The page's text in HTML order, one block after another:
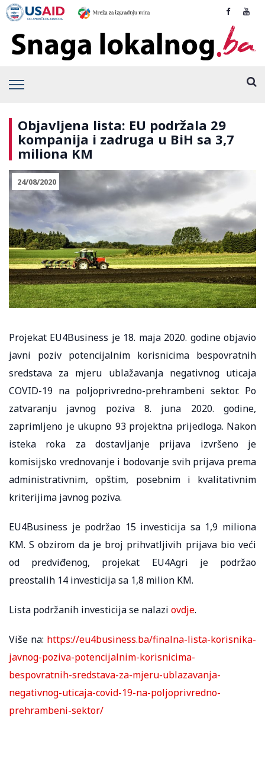
Objavljena lista: EU podržala 29
kompanija i zadruga u BiH sa 3,7
miliona KM
24/08/2020
Projekat EU4Business je 18. maja 2020. godine objavio
javni poziv potencijalnim korisnicima bespovratnih
sredstava za mjeru ublažavanja negativnog uticaja
COVID-19 na poljoprivredno-prehrambeni sektor. Po
zatvaranju javnog poziva 8. juna 2020. godine,
zaprimljeno je ukupno 93 projektna prijedloga. Nakon
isteka roka za dostavljanje prijava izvršeno je
komisijsko vrednovanje i bodovanje svih prijava prema
administrativnim, opštim, posebnim i kvalitativnim
kriterijima javnog poziva.
EU4Business je podržao 15 investicija sa 1,9 miliona
KM. S obzirom da je broj prihvatljivih prijava bio veći
od predviđenog, projekat EU4Agri je podržao
preostalih 14 investicija sa 1,8 milion KM.
Lista podržanih investicija se nalazi ovdje.
Više na: https://eu4business.ba/finalna-lista-korisnika-
javnog-poziva-potencijalnim-korisnicima-
bespovratnih-sredstava-za-mjeru-ublazavanja-
negativnog-uticaja-covid-19-na-poljoprivredno-
prehrambeni-sektor/